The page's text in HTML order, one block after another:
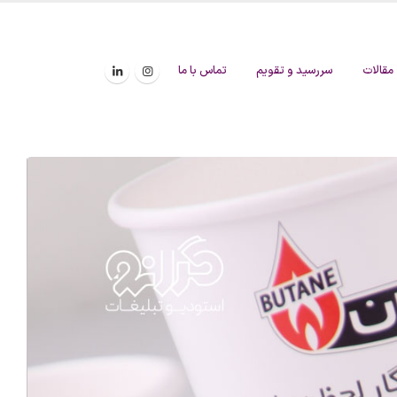
مقالات سررسید و تقویم تماس با ما